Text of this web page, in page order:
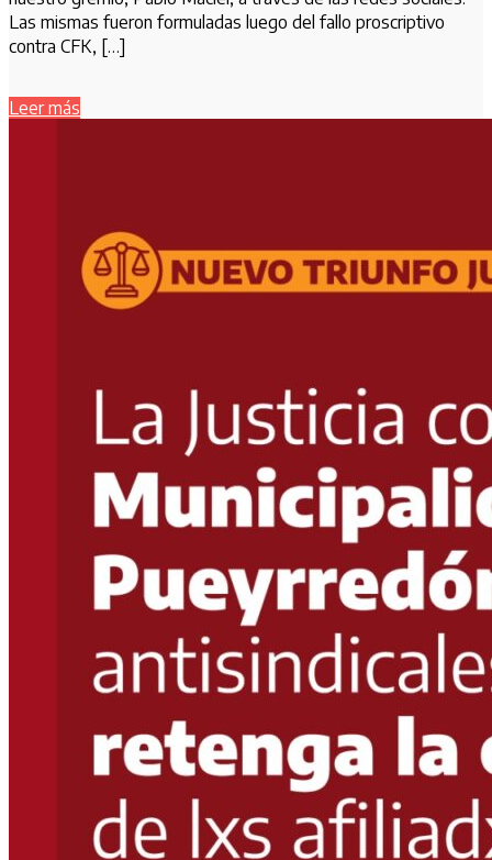
Las mismas fueron formuladas luego del fallo proscriptivo
contra CFK, […]
Leer más